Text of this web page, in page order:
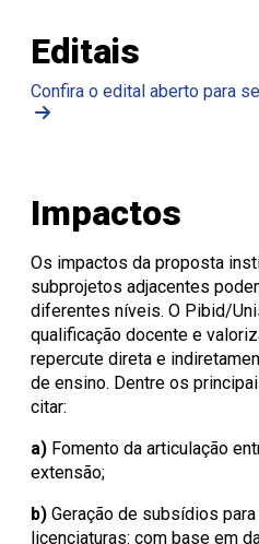
Editais
Confira o edital aberto para
Impactos
Os impactos da proposta
subprojetos adjacentes
diferentes níveis. O Pibid/
qualificação docente e
repercute direta e
de ensino. Dentre os
citar:
a) Fomento da articulação
extensão;
b) Geração de subsídios
licenciaturas: com base em